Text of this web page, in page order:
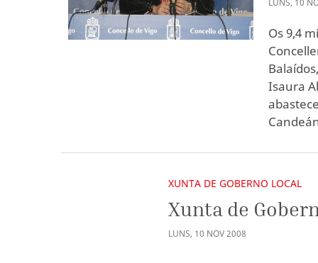
Os 9,4
Isaura
XUNTA DE GOBERNO LOCAL
Xunta de
LUNS, 10 NOV2008